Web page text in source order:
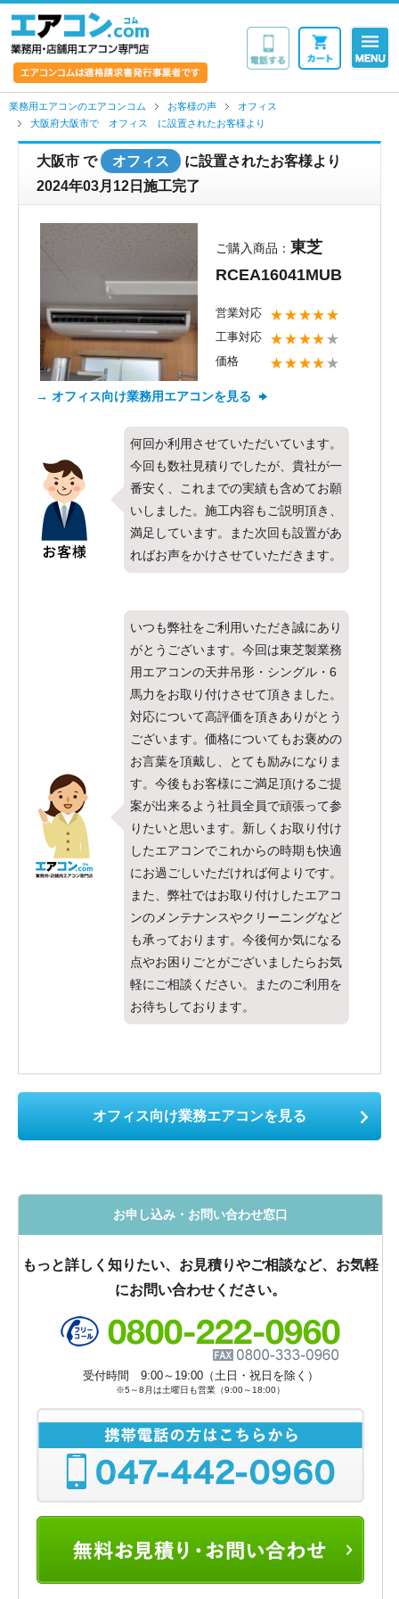
業務用エアコンのエアコンコム お客様の声
オフィス
大阪府大阪市で オフィス に設置されたお客様より
大阪市 で オフィス
に設置されたお客様より
2024年03月12日施工完了
ご購入商品： 東芝
RCEA16041MUB
営業対応 ★★★★★
工事対応 ★★★★★
価格 ★★★★★
→ オフィス向け業務用エアコンを見る
何回か利用させていただいています。
今回も数社見積りでしたが、貴社が一
番安く、これまでの実績も含めてお願
いしました。施工内容もご説明頂き、
満足しています。また次回も設置があ
ればお声をかけさせていただきます。
いつも弊社をご利用いただき誠にあり
がとうございます。今回は東芝製業務
用エアコンの天井吊形・シングル・6
馬力をお取り付けさせて頂きました。
対応について高評価を頂きありがとう
ございます。価格についてもお褒めの
お言葉を頂戴し、とても励みになりま
す。今後もお客様にご満足頂けるご提
案が出来るよう社員全員で頑張って参
りたいと思います。新しくお取り付け
したエアコンでこれからの時期も快適
にお過ごしいただければ何よりです。
また、弊社ではお取り付けしたエアコ
ンのメンテナンスやクリーニングなど
も承っております。今後何か気になる
点やお困りごとがございましたらお気
軽にご相談ください。またのご利用を
お待ちしております。
オフィス向け業務エアコンを見る
お申し込み・お問い合わせ窓口
もっと詳しく知りたい、お見積りやご相談など、お気軽
にお問い合わせください。
受付時間 9:00～19:00（土日・祝日を除く）
※5～8月は土曜日も営業（9:00～18:00）